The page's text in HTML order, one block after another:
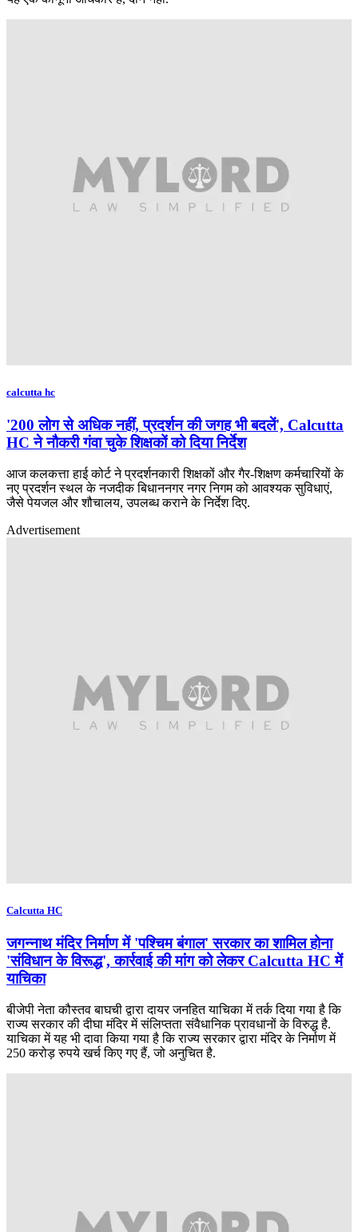
calcutta hc
'200 लोग से अधिक नहीं, प्रदर्शन की जगह भी बदलें', Calcutta
HC ने नौकरी गंवा चुके शिक्षकों को दिया निर्देश
आज कलकत्ता हाई कोर्ट ने प्रदर्शनकारी शिक्षकों और गैर-शिक्षण कर्मचारियों के
नए प्रदर्शन स्थल के नजदीक बिधाननगर नगर निगम को आवश्यक सुविधाएं,
जैसे पेयजल और शौचालय, उपलब्ध कराने के निर्देश दिए.
Advertisement
Calcutta HC
जगन्नाथ मंदिर निर्माण में 'पश्चिम बंगाल' सरकार का शामिल होना
'संविधान के विरूद्ध', कार्रवाई की मांग को लेकर Calcutta HC में
याचिका
बीजेपी नेता कौस्तव बाघची द्वारा दायर जनहित याचिका में तर्क दिया गया है कि
राज्य सरकार की दीघा मंदिर में संलिप्तता संवैधानिक प्रावधानों के विरुद्ध है.
याचिका में यह भी दावा किया गया है कि राज्य सरकार द्वारा मंदिर के निर्माण में
250 करोड़ रुपये खर्च किए गए हैं, जो अनुचित है.